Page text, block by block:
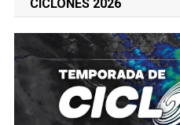
CICLONES 2026